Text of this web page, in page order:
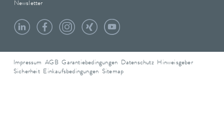
Newsletter
Impressum AGB Garantiebedingungen Datenschutz Hinweisgeber
Sicherheit Einkaufsbedingungen Sitemap